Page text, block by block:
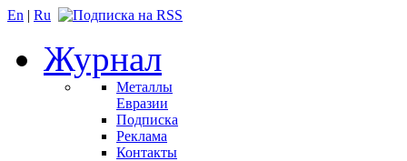
En | Ru
Журнал
Металлы
Евразии
Подписка
Реклама
Контакты